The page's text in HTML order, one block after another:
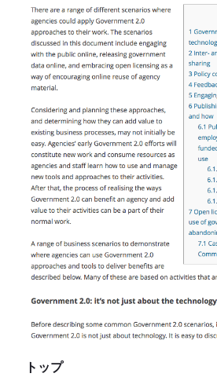
トップ